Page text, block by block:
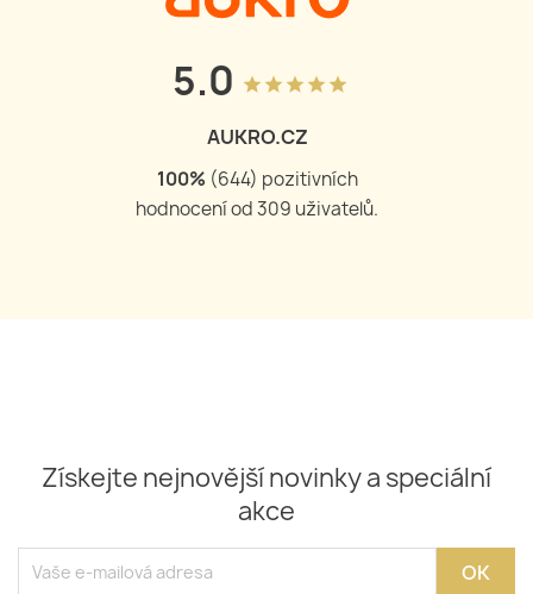
5.0 grade grade grade grade grade
AUKRO.CZ
100% (644) pozitivních
hodnocení od309 uživatelů.
Získejte nejnovější novinky a speciální
akce